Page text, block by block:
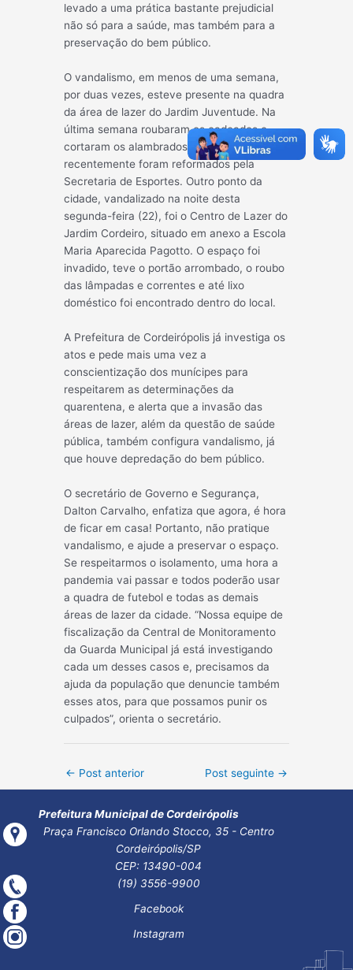
levado a uma prática bastante prejudicial
não só para a saúde, mas também para a
preservação do bem público.
O vandalismo, em menos de uma semana,
por duas vezes, esteve presente na quadra
da área de lazer do Jardim Juventude. Na
última semana roubaram os cadeados e
cortaram os alambrados de proteção, que
recentemente foram reformados pela
Secretaria de Esportes. Outro ponto da
cidade, vandalizado na noite desta
segunda-feira (22), foi o Centro de Lazer do
Jardim Cordeiro, situado em anexo a Escola
Maria Aparecida Pagotto. O espaço foi
invadido, teve o portão arrombado, o roubo
das lâmpadas e correntes e até lixo
doméstico foi encontrado dentro do local.
A Prefeitura de Cordeirópolis já investiga os
atos e pede mais uma vez a
conscientização dos munícipes para
respeitarem as determinações da
quarentena, e alerta que a invasão das
áreas de lazer, além da questão de saúde
pública, também configura vandalismo, já
que houve depredação do bem público.
O secretário de Governo e Segurança,
Dalton Carvalho, enfatiza que agora, é hora
de ficar em casa! Portanto, não pratique
vandalismo, e ajude a preservar o espaço.
Se respeitarmos o isolamento, uma hora a
pandemia vai passar e todos poderão usar
a quadra de futebol e todas as demais
áreas de lazer da cidade. “Nossa equipe de
fiscalização da Central de Monitoramento
da Guarda Municipal já está investigando
cada um desses casos e, precisamos da
ajuda da população que denuncie também
esses atos, para que possamos punir os
culpados”, orienta o secretário.
Post
← Post anterior Post seguinte →
Prefeitura Municipal de Cordeirópolis
Praça Francisco Orlando Stocco, 35 - Centro
Cordeirópolis/SP
CEP: 13490-004
(19) 3556-9900
Facebook
Instagram